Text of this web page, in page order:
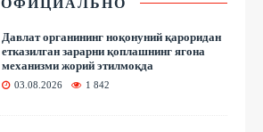
ОФИЦИАЛЬНО
Давлат органининг ноқонуний қароридан
етказилган зарарни қоплашнинг ягона
механизми жорий этилмоқда
03.08.2026 1 842